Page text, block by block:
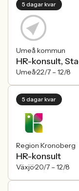
5 dagar kvar
Umeå kommun
HR-konsult,
Umeå22/7 – 12/8
5 dagar kvar
Region Kronoberg
HR-konsult
Växjö20/7 – 12/8